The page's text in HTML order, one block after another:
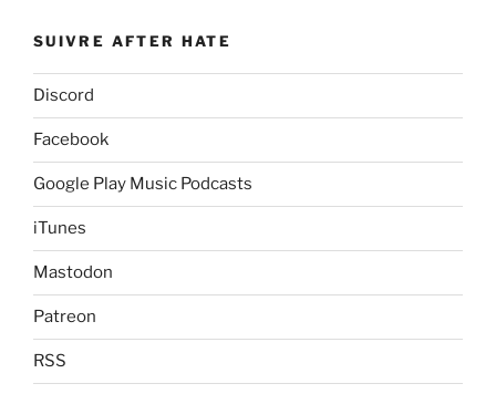
SUIVRE AFTER HATE
Discord
Facebook
Google Play Music Podcasts
iTunes
Mastodon
Patreon
RSS